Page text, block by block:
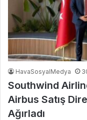
HavaSosyalMedya
Southwind
Airbus Satış
Ağırladı